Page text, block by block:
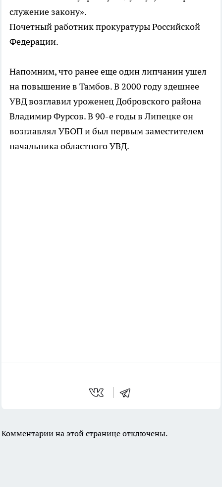
служение закону».
Почетный работник прокуратуры Российской
Федерации.
Напомним, что ранее еще один липчанин ушел
на повышение в Тамбов. В 2000 году здешнее
УВД возглавил уроженец Добровского района
Владимир Фурсов. В 90-е годы в Липецке он
возглавлял УБОП и был первым заместителем
начальника областного УВД.
Комментарии на этой странице отключены.